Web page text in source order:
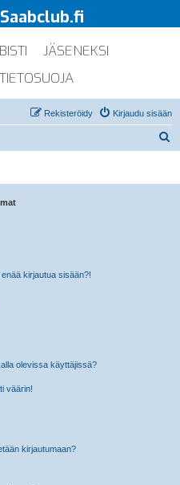
JÄSENEKSI
TIETOSUOJA
Kirjaudu sisään
Rekisteröidy
kirjautua sisään?!
olevissa käyttäjissä?
väärin!
kirjautumaan?